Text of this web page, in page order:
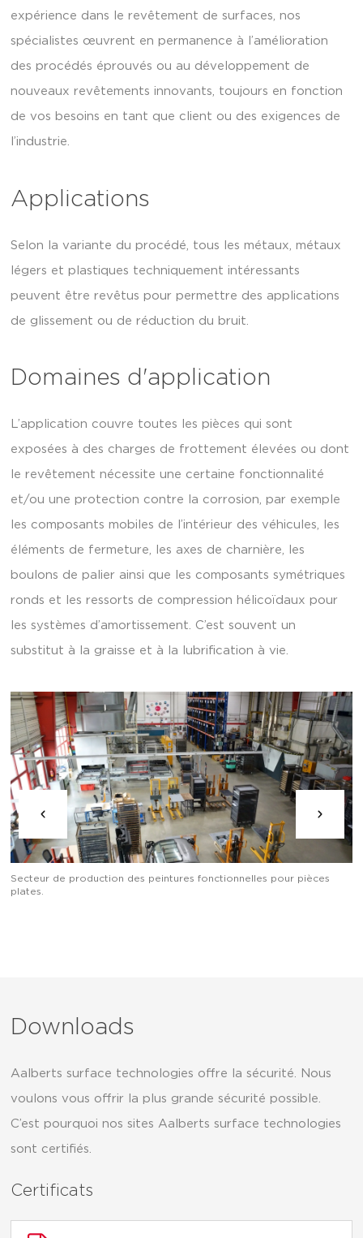
expérience dans le revêtement de surfaces, nos
spécialistes œuvrent en permanence à l’amélioration
des procédés éprouvés ou au développement de
nouveaux revêtements innovants, toujours en fonction
de vos besoins en tant que client ou des exigences de
l’industrie.
Applications
Selon la variante du procédé, tous les métaux, métaux
légers et plastiques techniquement intéressants
peuvent être revêtus pour permettre des applications
de glissement ou de réduction du bruit.
Domaines d'application
L’application couvre toutes les pièces qui sont
exposées à des charges de frottement élevées ou dont
le revêtement nécessite une certaine fonctionnalité
et/ou une protection contre la corrosion, par exemple
les composants mobiles de l’intérieur des véhicules, les
éléments de fermeture, les axes de charnière, les
boulons de palier ainsi que les composants symétriques
ronds et les ressorts de compression hélicoïdaux pour
les systèmes d’amortissement. C’est souvent un
substitut à la graisse et à la lubrification à vie.
Secteur de production des peintures fonctionnelles pour pièces
plates.
Downloads
Aalberts surface technologies offre la sécurité. Nous
voulons vous offrir la plus grande sécurité possible.
C’est pourquoi nos sites Aalberts surface technologies
sont certifiés.
Certificats